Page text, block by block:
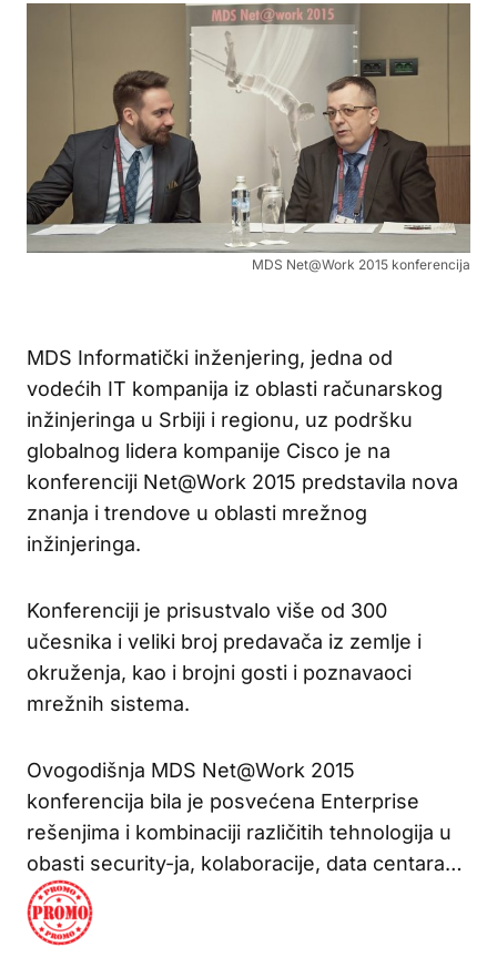
MDS Net@Work 2015 konferencija
MDS Informatički inženjering, jedna od
vodećih IT kompanija iz oblasti računarskog
inžinjeringa u Srbiji i regionu, uz podršku
globalnog lidera kompanije Cisco je na
konferenciji Net@Work 2015 predstavila nova
znanja i trendove u oblasti mrežnog
inžinjeringa.
Konferenciji je prisustvalo više od 300
učesnika i veliki broj predavača iz zemlje i
okruženja, kao i brojni gosti i poznavaoci
mrežnih sistema.
Ovogodišnja MDS Net@Work 2015
konferencija bila je posvećena Enterprise
rešenjima i kombinaciji različitih tehnologija u
obasti security-ja, kolaboracije, data centara…